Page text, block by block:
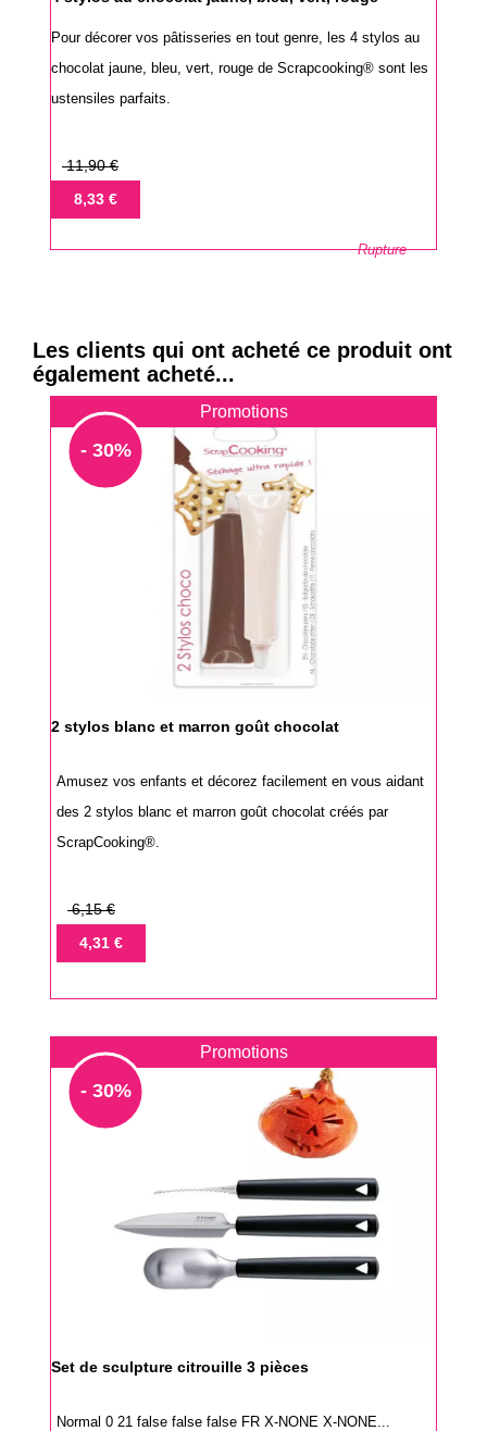
Pour décorer vos pâtisseries en tout genre, les 4 stylos au
chocolat jaune, bleu, vert, rouge de Scrapcooking® sont les
ustensiles parfaits.
Prix
base
11,90 €
Prix8,33 €
Rupture
Les clients qui ont acheté ce produit ont
également acheté...
Promotions
- 30%
2 stylos blanc et marron goût chocolat
Amusez vos enfants et décorez facilement en vous aidant
des 2 stylos blanc et marron goût chocolat créés par
ScrapCooking®.
Prix
base
6,15 €
Prix4,31 €
Promotions
- 30%
Set de sculpture citrouille 3 pièces
Normal 0 21 false false false FR X-NONE X-NONE...